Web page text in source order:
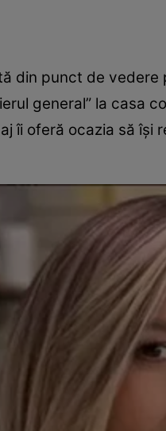
din punct de
general” la casa
îi oferă ocazia să își